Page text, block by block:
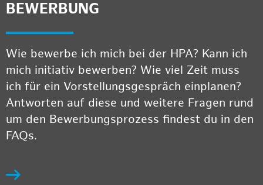
BEWERBUNG
Wie bewerbe ich mich bei der HPA? Kann ich
mich initiativ bewerben? Wie viel Zeit muss
ich für ein Vorstellungsgespräch einplanen?
Antworten auf diese und weitere Fragen rund
um den Bewerbungsprozess findest du in den
FAQs.